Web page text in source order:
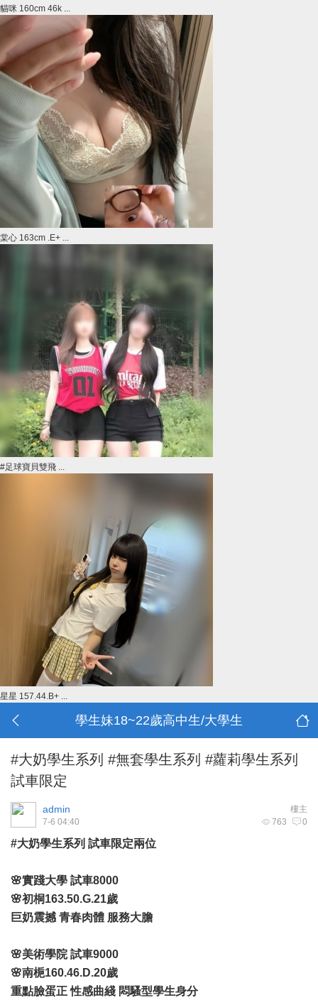
貓咪 160cm 46k ...
棠心 163cm .E+ ...
#足球寶貝雙飛 ...
星星 157.44.B+ ...
學生妹18~22歲高中生/大學生
#大奶學生系列 #無套學生系列 #蘿莉學生系列
試車限定
樓主
admin
763 0
7-6 04:40
#大奶學生系列 試車限定兩位
🌸實踐大學 試車8000
🌸初桐163.50.G.21歲
巨奶震撼 青春肉體 服務大膽
🌸美術學院 試車9000
🌸南梔160.46.D.20歲
重點臉蛋正 性感曲綫 悶騷型學生身分